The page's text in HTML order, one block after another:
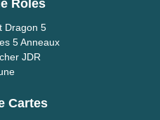
Rôles
Dragon 5
5 Anneaux
JDR
Cartes